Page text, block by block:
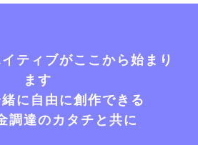
ティブがここから始まり
ます
に自由に創作できる
調達のカタチと共に